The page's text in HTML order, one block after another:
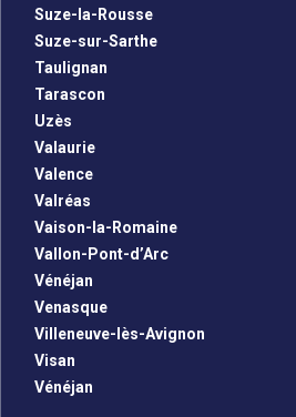
Suze-la-Rousse
Suze-sur-Sarthe
Taulignan
Tarascon
Uzès
Valaurie
Valence
Valréas
Vaison-la-Romaine
Vallon-Pont-d’Arc
Vénéjan
Venasque
Villeneuve-lès-Avignon
Visan
Vénéjan